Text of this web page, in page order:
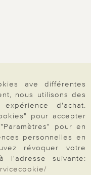
ave différentes
nous utilisons des
d'achat.
pour accepter
pour en
personnelles en
révoquer votre
l'adresse suivante: